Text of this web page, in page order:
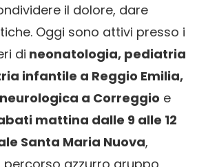
il dolore, dare
Oggi sono attivi presso i
di neonatologia, pediatria
infantile a Reggio Emilia,
a Correggio e
mattina dalle 9 alle 12
Santa Maria Nuova,